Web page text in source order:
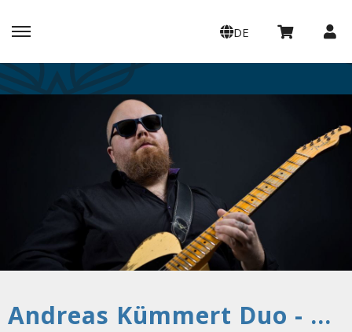
DE
Andreas Kümmert Duo - Harlekin Dreams Tour pt. II